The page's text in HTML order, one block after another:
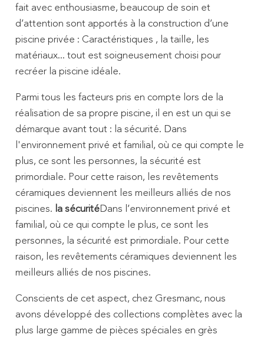
fait avec enthousiasme, beaucoup de soin et
d’attention sont apportés à la construction d’une
piscine privée : Caractéristiques , la taille, les
matériaux... tout est soigneusement choisi pour
recréer la piscine idéale.
Parmi tous les facteurs pris en compte lors de la
réalisation de sa propre piscine, il en est un qui se
démarque avant tout : la sécurité. Dans
l'environnement privé et familial, où ce qui compte le
plus, ce sont les personnes, la sécurité est
primordiale. Pour cette raison, les revêtements
céramiques deviennent les meilleurs alliés de nos
piscines. la sécuritéDans l’environnement privé et
familial, où ce qui compte le plus, ce sont les
personnes, la sécurité est primordiale. Pour cette
raison, les revêtements céramiques deviennent les
meilleurs alliés de nos piscines.
Conscients de cet aspect, chez Gresmanc, nous
avons développé des collections complètes avec la
plus large gamme de pièces spéciales en grès